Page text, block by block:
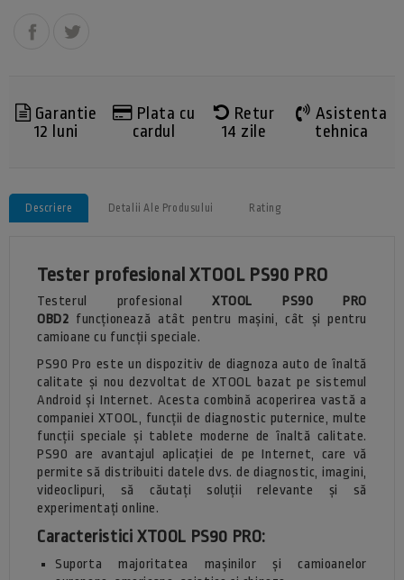
Garantie
12 luni
Plata cu
cardul
Retur
14 zile
Asistenta
tehnica
Descriere Detalii Ale Produsului Rating
Tester profesional XTOOL PS90 PRO
Testerul profesional
XTOOL PS90 PRO
OBD2 funcționează atât pentru mașini, cât și pentru
camioane cu funcții speciale.
PS90 Pro este un dispozitiv de diagnoza auto de înaltă
calitate și nou dezvoltat de XTOOL bazat pe sistemul
Android și Internet. Acesta combină acoperirea vastă a
companiei XTOOL, funcții de diagnostic puternice, multe
funcții speciale și tablete moderne de înaltă calitate.
PS90 are avantajul aplicației de pe Internet, care vă
permite să distribuiti datele dvs. de diagnostic, imagini,
videoclipuri, să căutați soluții relevante și să
experimentați online.
Caracteristici XTOOL PS90 PRO:
Suporta majoritatea mașinilor și camioanelor